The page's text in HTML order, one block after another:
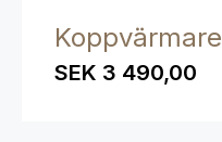
Koppvärmare
SEK 3 490,00